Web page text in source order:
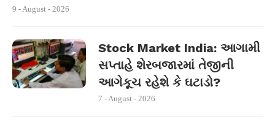
9 - August - 2026
Stock Market India: આગામી
સપ્તાહે શેરબજારમાં તેજીની
આગેકૂચ રહેશે કે ઘટાડો?
7 - August - 2026